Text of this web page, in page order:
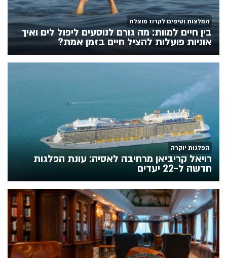
המלצות וטיפים לקרוז מוצלח
בין חיים למוות: מה גורם לנוסעים ליפול לים ואיך
אוניות פועלות להציל חיים בזמן אמת?
הפלגות יוקרה
רויאל קריביאן מרחיבה לאסיה: עונת הפלגות
חדשה ל-22 יעדים